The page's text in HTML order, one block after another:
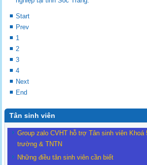
Start
Prev
1
2
3
4
Next
End
Tân sinh viên
Group zalo CVHT hỗ trợ Tân sinh viên Khoá
trường & TNTN
Những điều tân sinh viên cần biết